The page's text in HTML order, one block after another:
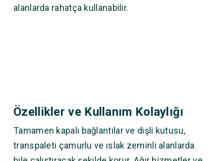
alanlarda rahatça kullanabilir.
Özellikler ve Kullanım Kolaylığı
Tamamen kapalı bağlantılar ve dişli kutusu,
transpaleti çamurlu ve ıslak zeminli alanlarda